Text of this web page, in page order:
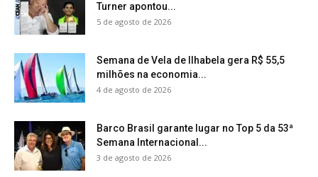
Turner apontou...
5 de agosto de 2026
Semana de Vela de Ilhabela gera R$ 55,5
milhões na economia...
4 de agosto de 2026
Barco Brasil garante lugar no Top 5 da 53ª
Semana Internacional...
3 de agosto de 2026